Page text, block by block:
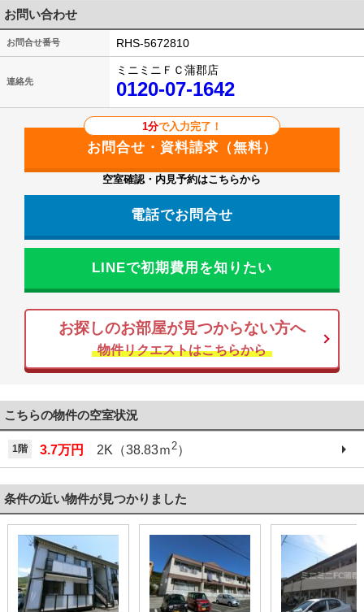
お問い合わせ
お問合せ番号 RHS-5672810
連絡先
ミニミニＦＣ蒲郡店
0120-07-1642
1分で入力完了！
空室確認・内見予約はこちらから
電話でお問合せ
LINEで初期費用を知りたい
お探しのお部屋が見つからない方へ
物件リクエストはこちらから
こちらの物件の空室状況
1階 3.7万円 2K（38.83ｍ 2）
条件の近い物件が見つかりました